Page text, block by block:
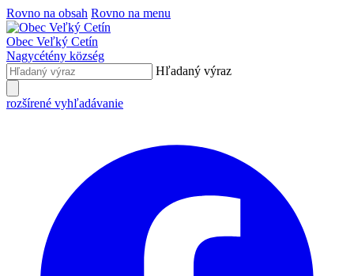
Rovno na obsah Rovno na menu
Obec Veľký Cetín
Nagycétény község
Hľadaný výraz
rozšírené vyhľadávanie